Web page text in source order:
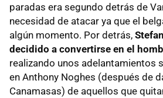
paradas era segundo detrás de
necesidad de atacar ya que el
algún momento. Por detrás,
decidido a convertirse en el
realizando unos adelantamientos
en Anthony Noghes (después de
Canamasas) de aquellos que